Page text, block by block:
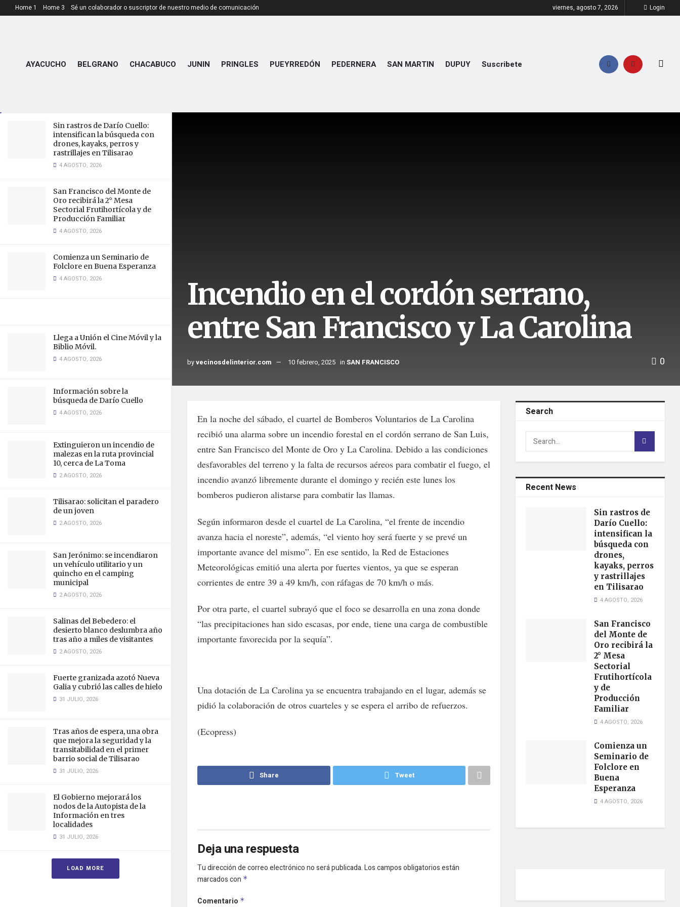
LATEST TRENDING
Incendio en el cordón serrano,
Sin rastros de Darío Cuello:
intensifican la búsqueda con
drones, kayaks, perros y
rastrillajes en Tilisarao
4 AGOSTO, 2026
San Francisco del Monte de
Oro recibirá la 2° Mesa
Sectorial Frutihortícola y de
Producción Familiar
4 AGOSTO, 2026
Comienza un Seminario de
Folclore en Buena Esperanza
4 AGOSTO, 2026
Llega a Unión el Cine Móvil y la
Biblio Móvil.
4 AGOSTO, 2026
Información sobre la
búsqueda de Darío Cuello
4 AGOSTO, 2026
Extinguieron un incendio de
malezas en la ruta provincial
10, cerca de La Toma
2 AGOSTO, 2026
Tilisarao: solicitan el paradero
de un joven
2 AGOSTO, 2026
San Jerónimo: se incendiaron
un vehículo utilitario y un
quincho en el camping
municipal
2 AGOSTO, 2026
Salinas del Bebedero: el
desierto blanco deslumbra año
tras año a miles de visitantes
2 AGOSTO, 2026
Fuerte granizada azotó Nueva
Galia y cubrió las calles de hielo
31 JULIO, 2026
Tras años de espera, una obra
que mejora la seguridad y la
transitabilidad en el primer
barrio social de Tilisarao
31 JULIO, 2026
El Gobierno mejorará los
nodos de la Autopista de la
Información en tres
localidades
31 JULIO, 2026
LOAD MORE
Home 1 Home 3 Sé un colaborador o suscriptor de nuestro medio de comunicación viernes, agosto 7, 2026 Login
AYACUCHO BELGRANO CHACABUCO JUNIN PRINGLES PUEYRREDÓN PEDERNERA SAN MARTIN DUPUY Suscribete
Incendio en el cordón serrano,
entre San Francisco y La Carolina
byvecinosdelinterior.com 10 febrero, 2025 in SAN FRANCISCO 0
En la noche del sábado, el cuartel de Bomberos Voluntarios de La Carolina
recibió una alarma sobre un incendio forestal en el cordón serrano de San Luis,
entre San Francisco del Monte de Oro y La Carolina. Debido a las condiciones
desfavorables del terreno y la falta de recursos aéreos para combatir el fuego, el
incendio avanzó libremente durante el domingo y recién este lunes los
bomberos pudieron alistarse para combatir las llamas.
Según informaron desde el cuartel de La Carolina, “el frente de incendio
avanza hacia el noreste”, además, “el viento hoy será fuerte y se prevé un
importante avance del mismo”. En ese sentido, la Red de Estaciones
Meteorológicas emitió una alerta por fuertes vientos, ya que se esperan
corrientes de entre 39 a 49 km/h, con ráfagas de 70 km/h o más.
Por otra parte, el cuartel subrayó que el foco se desarrolla en una zona donde
“las precipitaciones han sido escasas, por ende, tiene una carga de combustible
importante favorecida por la sequía”.
Una dotación de La Carolina ya se encuentra trabajando en el lugar, además se
pidió la colaboración de otros cuarteles y se espera el arribo de refuerzos.
(Ecopress)
Share Tweet
Deja una respuesta
Tu dirección de correo electrónico no será publicada.Los campos obligatorios están
marcados con *
Comentario *
Search
Recent News
Sin rastros de
Darío Cuello:
intensifican la
búsqueda con
drones,
kayaks, perros
y rastrillajes
en Tilisarao
4 AGOSTO, 2026
San Francisco
del Monte de
Oro recibirá la
2° Mesa
Sectorial
Frutihortícola
y de
Producción
Familiar
4 AGOSTO, 2026
Comienza un
Seminario de
Folclore en
Buena
Esperanza
4 AGOSTO, 2026